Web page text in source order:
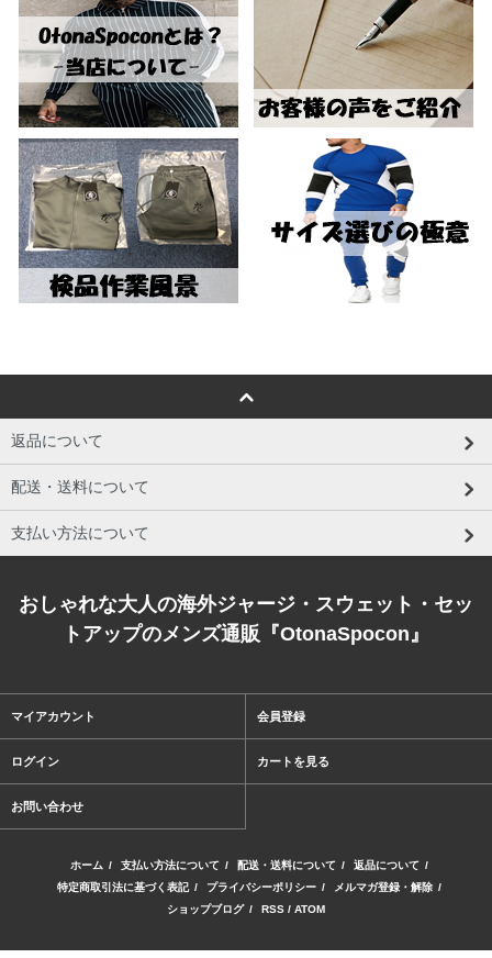
返品について
配送・送料について
支払い方法について
おしゃれな大人の海外ジャージ・スウェット・セッ
トアップのメンズ通販『OtonaSpocon』
マイアカウント 会員登録
ログイン カートを見る
お問い合わせ
ホーム / 支払い方法について / 配送・送料について / 返品について /
特定商取引法に基づく表記 / プライバシーポリシー / メルマガ登録・解除 /
ショップブログ / RSS / ATOM